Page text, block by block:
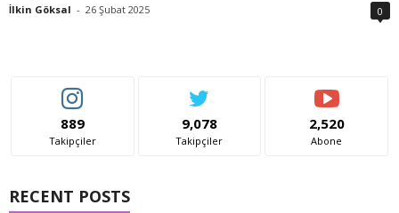
İlkin Göksal - 26 Şubat 2025 0
889
Takipçiler
9,078
Takipçiler
2,520
Abone
RECENT POSTS